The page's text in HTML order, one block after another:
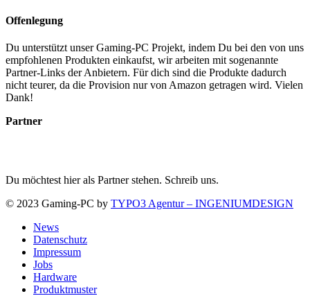
Offenlegung
Du unterstützt unser Gaming-PC Projekt, indem Du bei den von uns
empfohlenen Produkten einkaufst, wir arbeiten mit sogenannte
Partner-Links der Anbietern. Für dich sind die Produkte dadurch
nicht teurer, da die Provision nur von Amazon getragen wird. Vielen
Dank!
Partner
Du möchtest hier als Partner stehen. Schreib uns.
© 2023 Gaming-PC by TYPO3 Agentur – INGENIUMDESIGN
News
Datenschutz
Impressum
Jobs
Hardware
Produktmuster